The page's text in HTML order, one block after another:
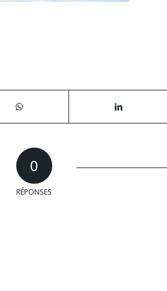
0
RÉPONSES